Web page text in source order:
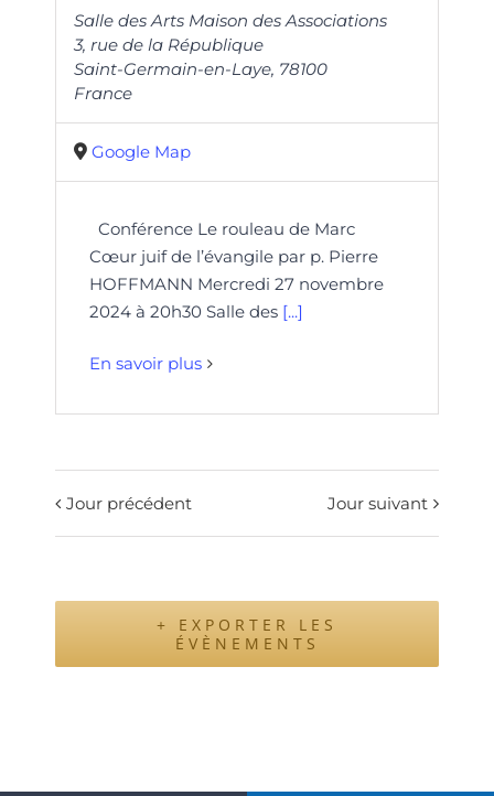
Salle des Arts Maison des Associations
3, rue de la République
Saint-Germain-en-Laye, 78100
France
Google Map
Conférence Le rouleau de Marc
Cœur juif de l’évangile par p. Pierre
HOFFMANN Mercredi 27 novembre
2024 à 20h30 Salle des [...]
En savoir plus
Jour précédent Jour suivant
+ EXPORTER LES
ÉVÈNEMENTS